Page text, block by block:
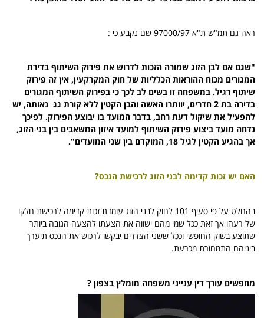
ראה גם תמ"ש ת"א 97000/97 שם נקבע כי :
"שגם אם לבן הזוג שמורה הזכות לדרוש את פירוק השיתוף בדירת
המגורים מכוח ההוראות הכלליות של חוק המקרקעין, אין זה פירוק
שיתוף רגיל. במשפחה זו בשים לב לכך כי בפירוק השיתוף המגורים
בדירה בת 2 חדרים, יוותרו האשה והבן הקטין ללא קורת גג נאותה, יש
להפעיל את שיקול דעת רחב, בדבר המועד בו יבוצע הפירוק. לפיכך
נדחה מועד ביצוע פירוק השיתוף למועד איזון המשאבים בין בני הזוג,
אך בהגיע הקטין לגיל 18, המוקדם בין שני המועדים".
האם יש זכות קדימה לבני הזוג לרכישת הנכס?
בהחלט על פי סעיף 101 לחוק לבני הזוג עומדת זכות קדימה לרכישת חלקו
של רעהו אך זאת ככל שמי מהם ישווה את הצעתו להצעה הגובה ביותר
שתוצע בשוק החופשי וככל ששני הצדדים יבקשו לרכוש את הנכס תיערך
ביניהם התמחורת מכרעת.
מחפשים עורך דין ענייני משפחה מומלץ בצפון ?